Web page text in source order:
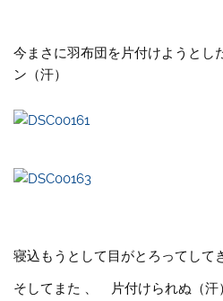
今まさに羽布団を片付けようとし
ン（汗）
寝込もうとして目がとろってして
そしてまた 、 片付けられぬ（汗